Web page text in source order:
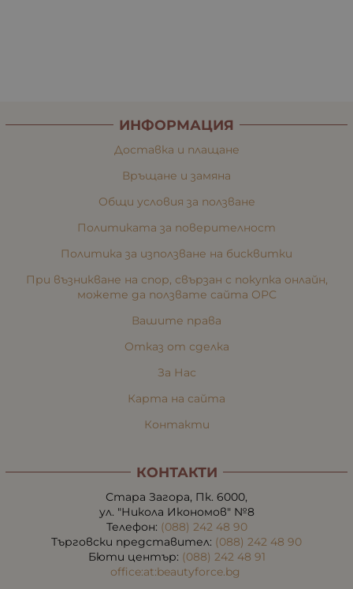
ИНФОРМАЦИЯ
Доставка и плащане
Връщане и замяна
Общи условия за ползване
Политиката за поверителност
Политика за използване на бисквитки
При възникване на спор, свързан с покупка онлайн,
можете да ползвате сайта ОРС
Вашите права
Отказ от сделка
За Нас
Карта на сайта
Контакти
КОНТАКТИ
Стара Загора, Пк. 6000,
ул. "Никола Икономов" №8
Телефон: (088) 242 48 90
Търговски представител: (088) 242 48 90
Бюти център: (088) 242 48 91
office:at:beautyforce.bg